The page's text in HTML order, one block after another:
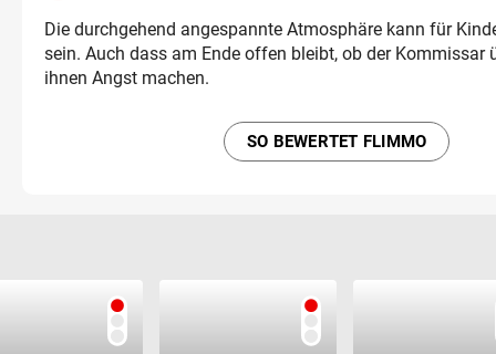
Die durchgehend angespannte Atmosphäre kann für
sein. Auch dass am Ende offen bleibt, ob der Kommissar
ihnen Angst machen.
SO BEWERTET FLIMMO